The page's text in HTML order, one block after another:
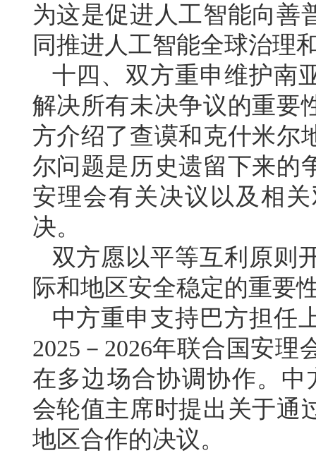
为这是促进人工智能向善
同推进人工智能全球治理
十四、双方重申维护南
解决所有未决争议的重要
方介绍了查谟和克什米尔
尔问题是历史遗留下来的
安理会有关决议以及相
决。
双方愿以平等互利原则
际和地区安全稳定的重要
中方重申支持巴方担任
2025－2026年联合国安
在多边场合协调协作。中
会轮值主席时提出关于通
地区合作的决议。